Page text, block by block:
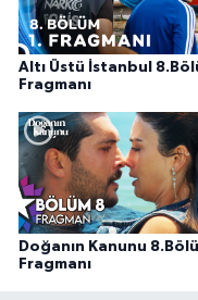
Altı Üstü İstanbul
Fragmanı
Doğanın Kanunu
Fragmanı